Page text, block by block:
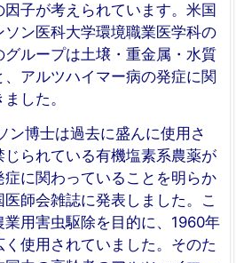
子が考えられています。米国
ソン医科大学環境職業医学科の
グループは土壌・重金属・水質
アルツハイマー病の発症に関
した。
ン博士は過去に盛んに使用さ
られている有機塩素系農薬が
に関わっていることを明らか
師会雑誌に発表しました。こ
用害虫駆除を目的に、1960年
使用されていました。そのた